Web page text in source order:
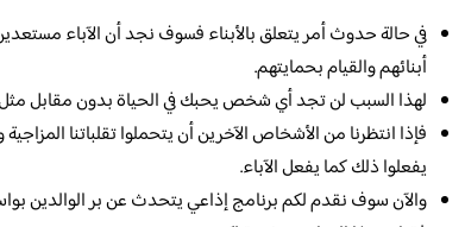
في حالة حدوث أمر يتعلق بالأبناء فسوف نجد أن الآباء
أبنائهم والقيام بحمايتهم.
لهذا السبب لن تجد أي شخص يحبك في الحياة بدون مقابل مثل
فإذا انتظرنا من الأشخاص الآخرين أن يتحملوا تقلباتنا
يفعلوا ذلك كما يفعل الآباء.
والآن سوف نقدم لكم برنامج إذاعي يتحدث عن بر الوالدين